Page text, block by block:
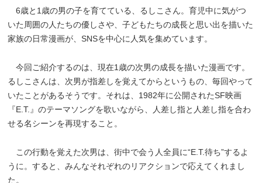
6歳と1歳の男の子を育てている、るしこさん。育児中に気がつ
いた周囲の人たちの優しさや、子どもたちの成長と思い出を描いた
家族の日常漫画が、SNSを中心に人気を集めています。
今回ご紹介するのは、現在1歳の次男の成長を描いた漫画です。
るしこさんは、次男が指差しを覚えてからというもの、毎回やって
いたことがあるそうです。それは、1982年に公開されたSF映画
『E.T.』のテーマソングを歌いながら、人差し指と人差し指を合わ
せる名シーンを再現すること。
この行動を覚えた次男は、街中で会う人全員に“E.T.待ち”するよ
うに。すると、みんなそれぞれのリアクションで応えてくれまし
た。